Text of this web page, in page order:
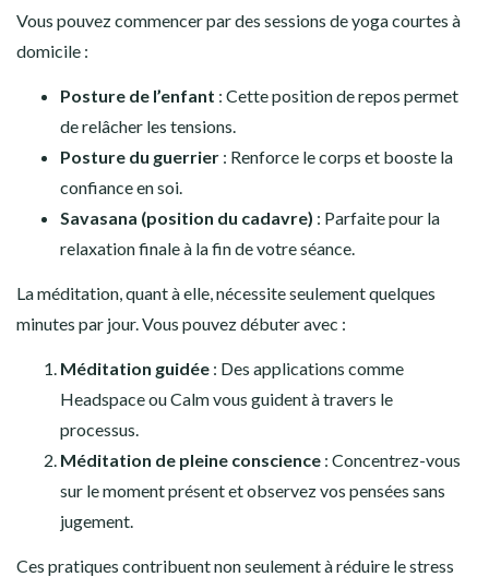
Vous pouvez commencer par des sessions de yoga courtes à
domicile :
Posture de l’enfant : Cette position de repos permet
de relâcher les tensions.
Posture du guerrier : Renforce le corps et booste la
confiance en soi.
Savasana (position du cadavre) : Parfaite pour la
relaxation finale à la fin de votre séance.
La méditation, quant à elle, nécessite seulement quelques
minutes par jour. Vous pouvez débuter avec :
Méditation guidée : Des applications comme
Headspace ou Calm vous guident à travers le
processus.
Méditation de pleine conscience : Concentrez-vous
sur le moment présent et observez vos pensées sans
jugement.
Ces pratiques contribuent non seulement à réduire le stress